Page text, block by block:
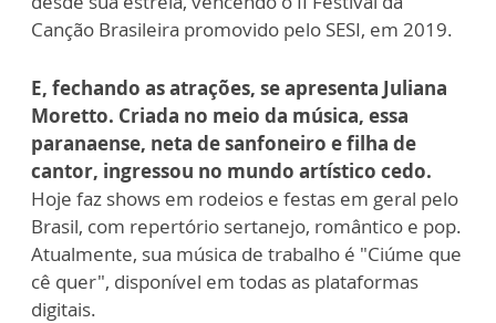
Canção Brasileira promovido pelo SESI, em 2019.
E, fechando as atrações, se apresenta Juliana
Moretto. Criada no meio da música, essa
paranaense, neta de sanfoneiro e filha de
cantor, ingressou no mundo artístico cedo.
Hoje faz shows em rodeios e festas em geral pelo
Brasil, com repertório sertanejo, romântico e pop.
Atualmente, sua música de trabalho é "Ciúme que
cê quer", disponível em todas as plataformas
digitais.